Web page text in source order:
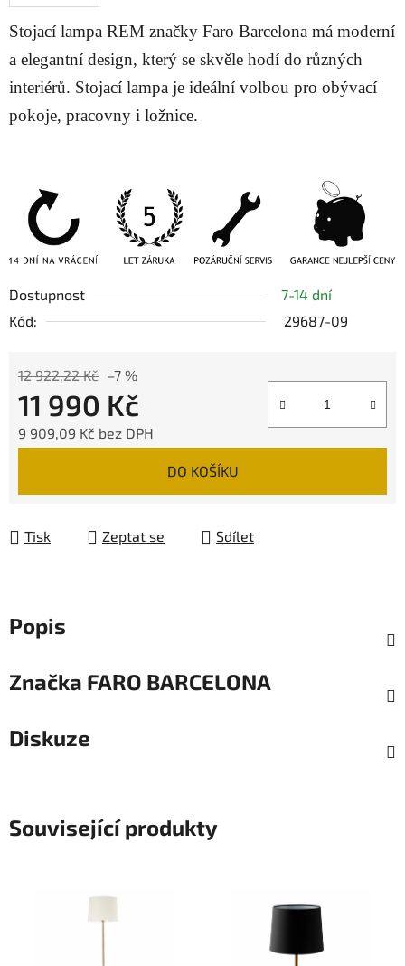
Stojací lampa REM značky Faro Barcelona má moderní
a elegantní design, který se skvěle hodí do různých
interiérů. Stojací lampa je ideální volbou pro obývací
pokoje, pracovny i ložnice.
Dostupnost
7-14 dní
Kód:
29687-09
12 922,22 Kč –7 %
11 990 Kč
9 909,09 Kč bez DPH
DO KOŠÍKU
Tisk Zeptat se Sdílet
Popis
Značka FARO BARCELONA
Diskuze
Související produkty